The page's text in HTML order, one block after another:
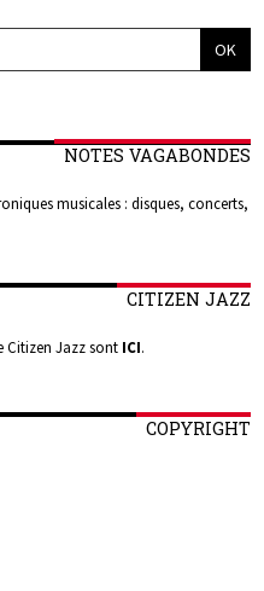
NOTES VAGABONDES
musicales : disques, concerts,
CITIZEN JAZZ
Citizen Jazz sont ICI.
COPYRIGHT